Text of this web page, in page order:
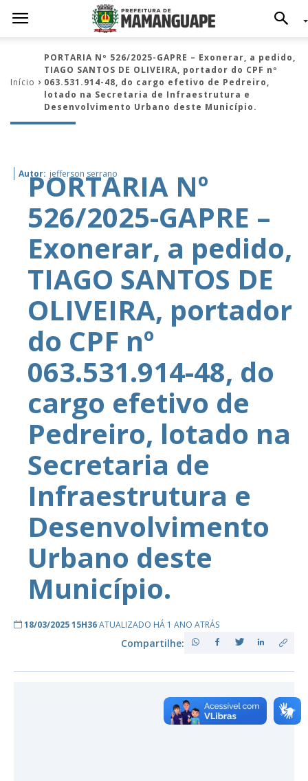
Início
PORTARIA Nº 526/2025-GAPRE – Exonerar, a pedido,
TIAGO SANTOS DE OLIVEIRA, portador do CPF nº
063.531.914-48, do cargo efetivo de Pedreiro,
lotado na Secretaria de Infraestrutura e
Desenvolvimento Urbano deste Município.
Autor: jefferson serrano
PORTARIA Nº
526/2025-GAPRE –
Exonerar, a pedido,
TIAGO SANTOS DE
OLIVEIRA, portador
do CPF nº
063.531.914-48, do
cargo efetivo de
Pedreiro, lotado na
Secretaria de
Infraestrutura e
Desenvolvimento
Urbano deste
Município.
18/03/2025 15H36ATUALIZADO HÁ 1 ANO ATRÁS
Compartilhe: